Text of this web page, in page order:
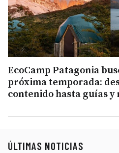
EcoCamp Patagonia
próxima temporada:
contenido hasta guías
ÚLTIMAS NOTICIAS